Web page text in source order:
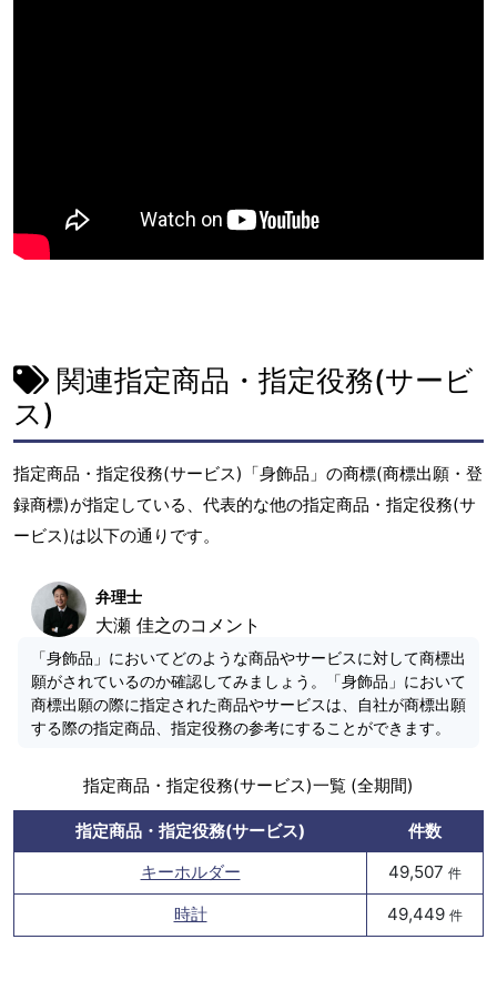
関連指定商品・指定役務(サービ
ス)
指定商品・指定役務(サービス)「身飾品」の商標(商標出願・登
録商標)が指定している、代表的な他の指定商品・指定役務(サ
ービス)は以下の通りです。
弁理士
大瀬 佳之のコメント
「身飾品」においてどのような商品やサービスに対して商標出
願がされているのか確認してみましょう。「身飾品」において
商標出願の際に指定された商品やサービスは、自社が商標出願
する際の指定商品、指定役務の参考にすることができます。
指定商品・指定役務(サービス)一覧 (全期間)
指定商品・指定役務(サービス)
件数
キーホルダー
49,507 件
時計 49,449 件